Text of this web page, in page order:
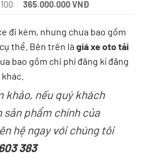
365.000.000 VNĐ
đi kèm, nhưng chưa bao gồm
thể. Bên trên là giá xe oto tải
bao gồm chi phí đăng kí đăng
khảo, nếu quý khách
sản phẩm chính của
hệ ngay với chúng tôi
383